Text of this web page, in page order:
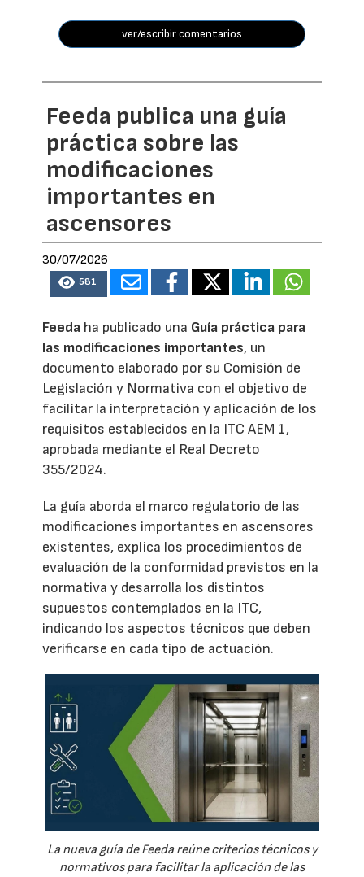
ver/escribir comentarios
Feeda publica una guía
práctica sobre las
modificaciones
importantes en
ascensores
30/07/2026
581
Feeda ha publicado una Guía práctica para
las modificaciones importantes, un
documento elaborado por su Comisión de
Legislación y Normativa con el objetivo de
facilitar la interpretación y aplicación de los
requisitos establecidos en la ITC AEM 1,
aprobada mediante el Real Decreto
355/2024.
La guía aborda el marco regulatorio de las
modificaciones importantes en ascensores
existentes, explica los procedimientos de
evaluación de la conformidad previstos en la
normativa y desarrolla los distintos
supuestos contemplados en la ITC,
indicando los aspectos técnicos que deben
verificarse en cada tipo de actuación.
La nueva guía de Feeda reúne criterios técnicos y
normativos para facilitar la aplicación de las